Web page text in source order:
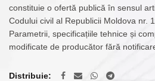
constituie o ofertă publică în sensul
Codului civil al Republicii Moldova nr.
Parametrii, specificațiile tehnice și
modificate de producător fără
Distribuie